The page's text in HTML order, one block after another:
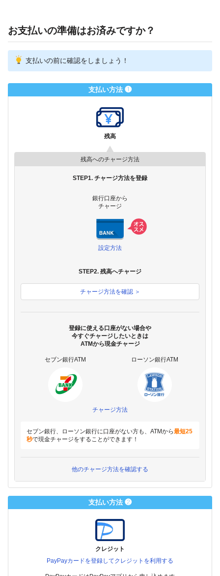
お支払いの準備はお済みですか？
支払いの前に確認をしましょう！
支払い方法 ❶
残高
残高へのチャージ方法
STEP1. チャージ方法を登録
銀行口座から
チャージ
設定方法
STEP2. 残高へチャージ
チャージ方法を確認 ＞
登録に使える口座がない場合や
今すぐチャージしたいときは
ATMから現金チャージ
セブン銀行ATM ローソン銀行ATM
チャージ方法
セブン銀行、ローソン銀行に口座がない方も、ATMから最短25
秒で現金チャージをすることができます！
他のチャージ方法を確認する
支払い方法 ❷
クレジット
PayPayカードを登録してクレジットを利用する